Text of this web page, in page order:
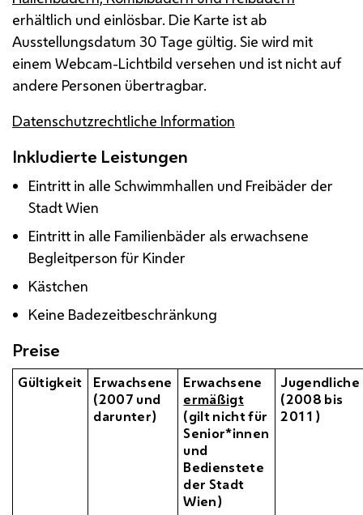
erhältlich und einlösbar. Die Karte ist ab
Ausstellungsdatum 30 Tage gültig. Sie wird mit
einem Webcam-Lichtbild versehen und ist nicht auf
andere Personen übertragbar.
Datenschutzrechtliche Information
Inkludierte Leistungen
Eintritt in alle Schwimmhallen und Freibäder der
Stadt Wien
Eintritt in alle Familienbäder als erwachsene
Begleitperson für Kinder
Kästchen
Keine Badezeitbeschränkung
Preise
Gültigkeit
Erwachsene
(2007 und
darunter)
Erwachsene
ermäßigt
(gilt nicht für
Senior*innen
und
Bedienstete
der Stadt
Wien)
Jugendliche
(2008 bis
2011)